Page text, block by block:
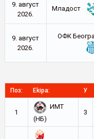
9. август
2026.
Младост
9. август
2026.
ОФК
Поз: Ekipa: У
1
ИМТ
(НБ)
3